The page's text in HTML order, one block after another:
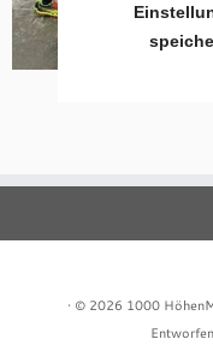
· © 2026 1000